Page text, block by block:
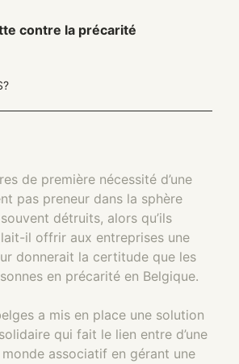
contre la précarité
de première nécessité d’une
pas preneur dans la sphère
détruits, alors qu’ils
il offrir aux entreprises une
donnerait la certitude que les
en précarité en Belgique.
a mis en place une solution
qui fait le lien entre d’une
associatif en gérant une